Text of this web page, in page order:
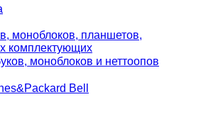
моноблоков, планшетов,
комплектующих
моноблоков и неттоопов
Bell